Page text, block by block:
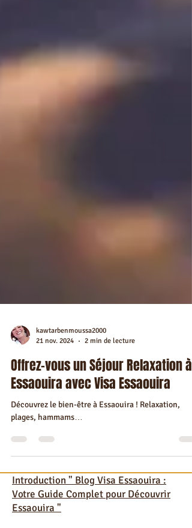
kawtarbenmoussa2000
21 nov. 2024
2 min de lecture
Offrez-vous un Séjour Relaxation à
Essaouira avec Visa Essaouira
plages, hammams…
Introduction " Blog Visa Essaouira :